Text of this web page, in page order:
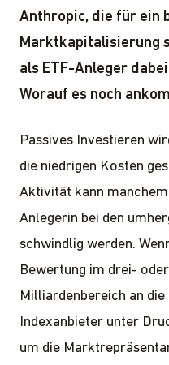
Anthropic, die für ein
Marktkapitalisierung
als ETF-Anleger
Worauf es noch
Passives Investieren
die niedrigen Kosten
Aktivität kann
Anlegerin bei den
schwindlig werden.
Bewertung im drei-
Milliardenbereich an
Indexanbieter unter
um die